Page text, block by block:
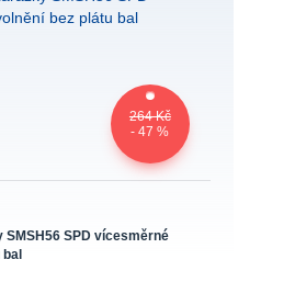
264 Kč
- 47 %
SMSH56 SPD vícesměrné